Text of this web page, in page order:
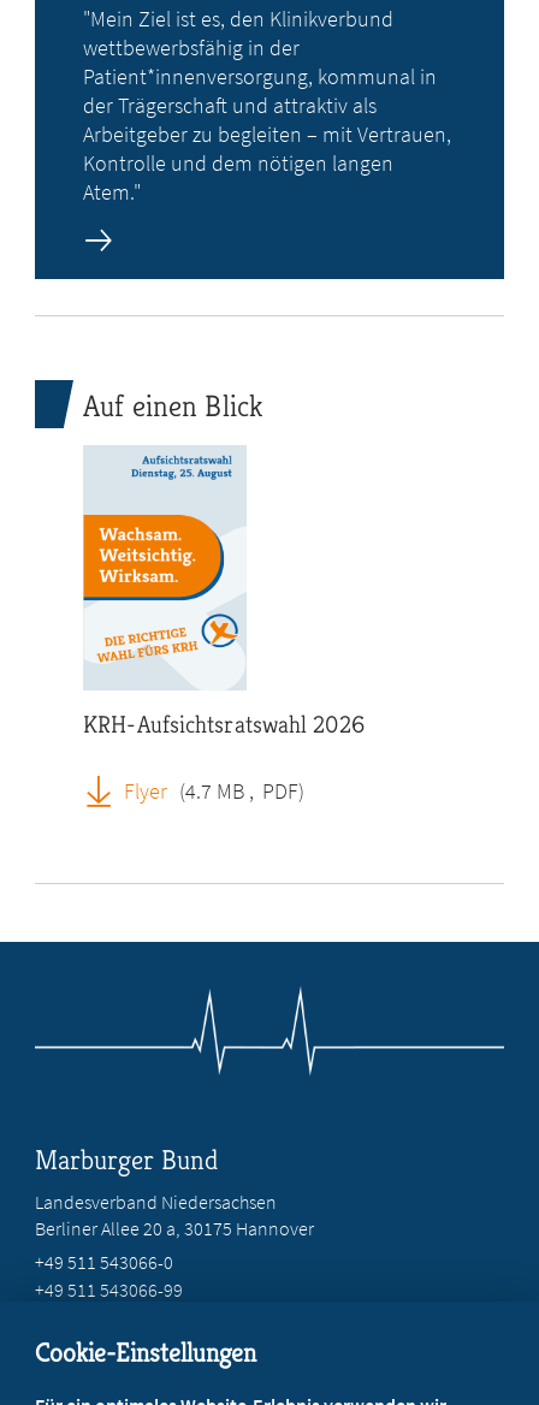
"Mein Ziel ist es, den Klinikverbund
wettbewerbsfähig in der
Patient*innenversorgung, kommunal in
der Trägerschaft und attraktiv als
Arbeitgeber zu begleiten – mit Vertrauen,
Kontrolle und dem nötigen langen
Atem."
Auf einen Blick
KRH-Aufsichtsratswahl 2026
Flyer (4.7 MB , PDF)
Marburger Bund
Landesverband Niedersachsen
Berliner Allee 20 a, 30175 Hannover
+49 511 543066-0
+49 511 543066-99
Cookie-Einstellungen